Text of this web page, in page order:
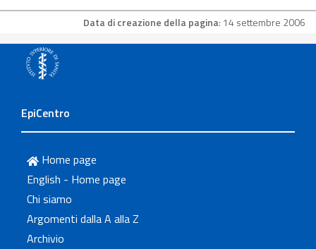
Data di creazione della pagina: 14 settembre 2006
EpiCentro
Home page
English - Home page
Chi siamo
Argomenti dalla A alla Z
Archivio